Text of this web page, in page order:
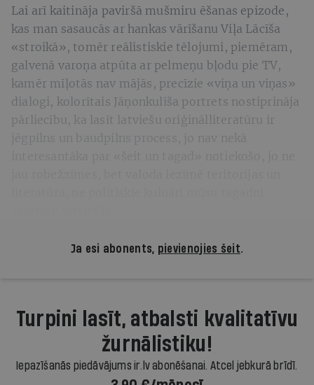
Lai arī kaitināja paviršā mušmiru ēšanas epizode,
kas man sasaucās ar hankas vārīšanu Viļa Lācīša
«stroikā», tomēr reālistiskie tēlojumi, piemēram,
galvenā varoņa atpūta ar pelmeņu bļodu pie TV,
kamēr mīļotās nav mājās, precīzie «viņa un viņas»
dialogi, kolorītais Jāņonkulīša portrets nostiprināja
pārliecību, ka lasīt latviešu oriģinālliteratūru ir
jēgpilns un baudpilns process, jo nav nekā
Ja esi abonents, pievienojies šeit.
Turpini lasīt, atbalsti kvalitatīvu
žurnālistiku!
Iepazīšanās piedāvājums ir.lv abonēšanai. Atcel jebkurā brīdī.